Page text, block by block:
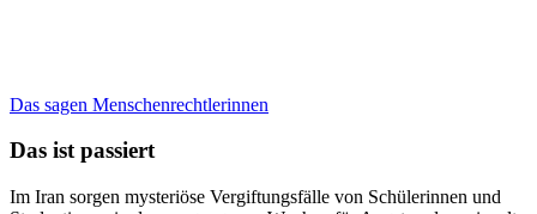
Das sagen Menschenrechtlerinnen
Das ist passiert
Im Iran sorgen mysteriöse Vergiftungsfälle von Schülerinnen und